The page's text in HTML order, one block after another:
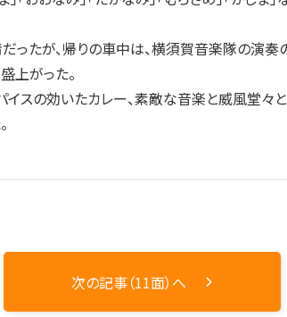
たが、帰りの車中は、横須賀音楽隊の演奏
上がった。
スの効いたカレー、素敵な音楽と威風堂々
次の記事（11面）へ